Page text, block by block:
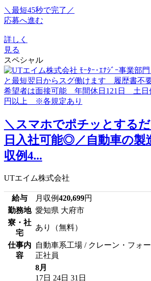
＼最短45秒で完了／
応募へ進む
詳しく
見る
スペシャル
＼スマホでポチッとする
日入社可能◎／自動車の製
収例4...
UTエイム株式会社
給与 月収例420,699円
勤務地 愛知県 大府市
寮・社
宅
あり（無料）
仕事内
容
自動車系工場 / クレーン・フォ
正社員
8月
17日 24日 31日